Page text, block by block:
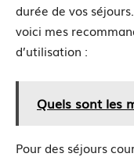
durée de vos
voici mes
d’utilisation :
Quels sont les
Pour des séjours